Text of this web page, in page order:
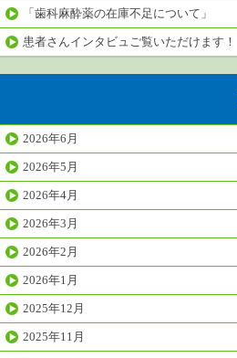
「歯科麻酔薬の在庫不足について」
患者さんインタビュご覧いただけます
2026年6月
2026年5月
2026年4月
2026年3月
2026年2月
2026年1月
2025年12月
2025年11月